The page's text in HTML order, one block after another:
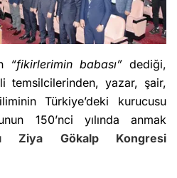
“fikirlerimin babası” dediği,
temsilcilerinden, yazar, şair,
Türkiye’deki kurucusu
150’nci yılında anmak
Ziya GökalpKongresi